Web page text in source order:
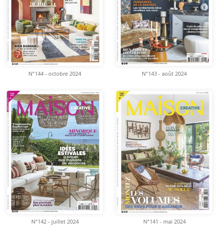
N°144 - octobre 2024 N°143 - août 2024
N°142 - juillet 2024 N°141 - mai 2024